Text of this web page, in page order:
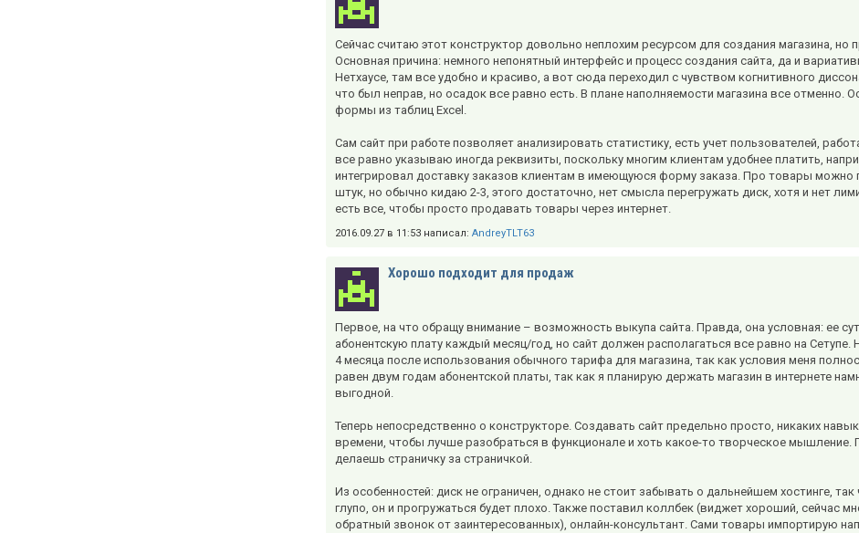
Сейчас считаю этот конструктор довольно неплохим ресурсом для создания магазина,
Основная причина: немного непонятный интерфейс и процесс создания сайта, да и
Нетхаусе, там все удобно и красиво, а вот сюда переходил с чувством когнитивного
что был неправ, но осадок все равно есть. В плане наполняемости магазина все отменно.
формы из таблиц Excel.
Сам сайт при работе позволяет анализировать статистику, есть учет пользователей,
все равно указываю иногда реквизиты, поскольку многим клиентам удобнее платить,
интегрировал доставку заказов клиентам в имеющуюся форму заказа. Про товары можно
штук, но обычно кидаю 2-3, этого достаточно, нет смысла перегружать диск, хотя и нет
есть все, чтобы просто продавать товары через интернет.
2016.09.27 в 11:53 написал: AndreyTLT63
Хорошо подходит для продаж
Первое, на что обращу внимание – возможность выкупа сайта. Правда, она условная: ее
абонентскую плату каждый месяц/год, но сайт должен располагаться все равно на
4 месяца после использования обычного тарифа для магазина, так как условия меня
равен двум годам абонентской платы, так как я планирую держать магазин в интернете
выгодной.
Теперь непосредственно о конструкторе. Создавать сайт предельно просто, никаких
времени, чтобы лучше разобраться в функционале и хоть какое-то творческое
делаешь страничку за страничкой.
Из особенностей: диск не ограничен, однако не стоит забывать о дальнейшем хостинге,
глупо, он и прогружаться будет плохо. Также поставил коллбек (виджет хороший, сейчас
обратный звонок от заинтересованных), онлайн-консультант. Сами товары импортирую